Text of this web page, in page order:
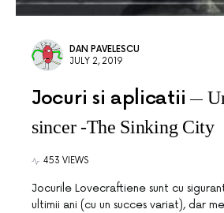
DAN PAVELESCU
JULY 2, 2019
Jocuri si aplicatii
sincer -The Sinking City
453 VIEWS
Jocurile Lovecraftiene sunt cu
ultimii ani (cu un succes variat), dar